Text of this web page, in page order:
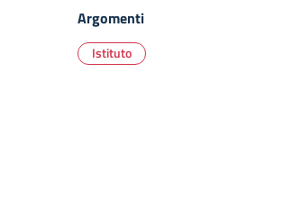
Argomenti
Istituto